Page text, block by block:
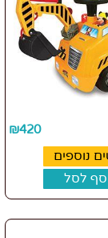
₪420
נוספים
לסל